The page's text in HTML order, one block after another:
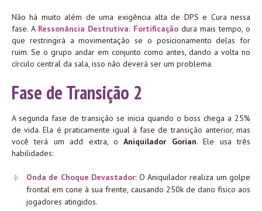
Não há muito além de uma exigência alta de DPS e Cura nessa
fase. A Ressonância Destrutiva: Fortificação dura mais tempo, o
que restringirá a movimentação se o posicionamento delas for
ruim. Se o grupo andar em conjunto como antes, dando a volta no
círculo central da sala, isso não deverá ser um problema.
Fase de Transição 2
A segunda fase de transição se inicia quando o boss chega a 25%
de vida. Ela é praticamente igual à fase de transição anterior, mas
você terá um add extra, oAniquilador Gorian. Ele usa três
habilidades:
Onda de Choque Devastador: O Aniquilador realiza um golpe
frontal em cone à sua frente, causando 250k de dano físico aos
jogadores atingidos.